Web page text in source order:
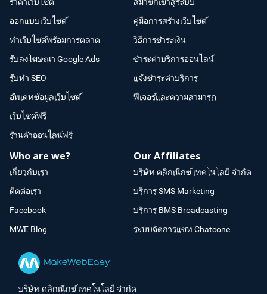
ออกแบบเว็บไซต์
ทำเว็บไซต์พร้อมการตลาด
รับลงโฆษณา Google Ads
รับทำ SEO
อัพเดทข้อมูลเว็บไซต์
เว็บไซต์ฟรี
ร้านค้าออนไลน์ฟรี
คู่มือการสร้างเว็บไซต์
วิธีการชำระเงิน
ชำระค่าบริการออนไลน์
แจ้งชำระค่าบริการ
ฟีเจอร์และความสามารถ
Who are we?
เกี่ยวกับเรา
ติดต่อเรา
Facebook
MWE Blog
Our Affiliates
บริษัท คลิกเน็กซ์ เทคโนโลยี จำกัด
บริการ SMS Marketing
บริการ BMS Broadcasting
ระบบจัดการแชท Chatcone
บริษัท คลิกเน็กซ์ เทคโนโลยี จำกัด